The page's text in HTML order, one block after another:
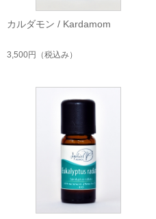
カルダモン / Kardamom
3,500円 （税込み）